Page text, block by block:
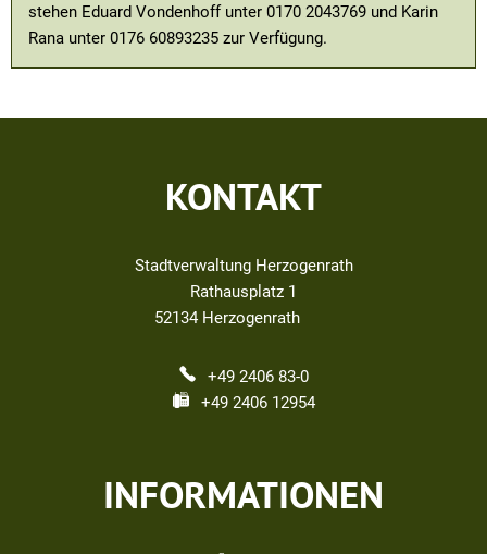
stehen Eduard Vondenhoff unter 0170 2043769 und Karin
Rana unter 0176 60893235 zur Verfügung.
KONTAKT
Stadtverwaltung Herzogenrath
Rathausplatz 1
52134 Herzogenrath
+49 2406 83-0
+49 2406 12954
INFORMATIONEN